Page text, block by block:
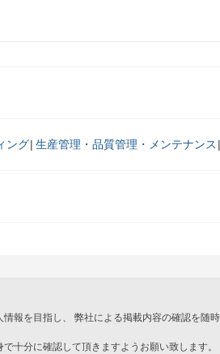
ング 生産管理・品質管理・メンテナンス
報を目指し、 弊社による掲載内容の確認を随
十分に確認して頂きますようお願い致します。